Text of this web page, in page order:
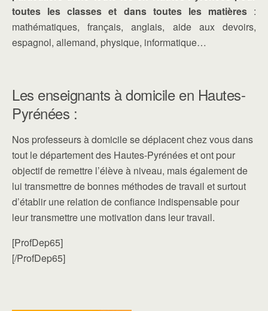
toutes les classes et dans toutes les matières:
mathématiques, français, anglais, aide aux devoirs,
espagnol, allemand, physique, informatique…
Les enseignants à domicile en Hautes-
Pyrénées :
Nos professeurs à domicile se déplacent chez vous dans
tout le département des Hautes-Pyrénées et ont pour
objectif de remettre l’élève à niveau, mais également de
lui transmettre de bonnes méthodes de travail et surtout
d’établir une relation de confiance indispensable pour
leur transmettre une motivation dans leur travail.
[ProfDep65]
[/ProfDep65]